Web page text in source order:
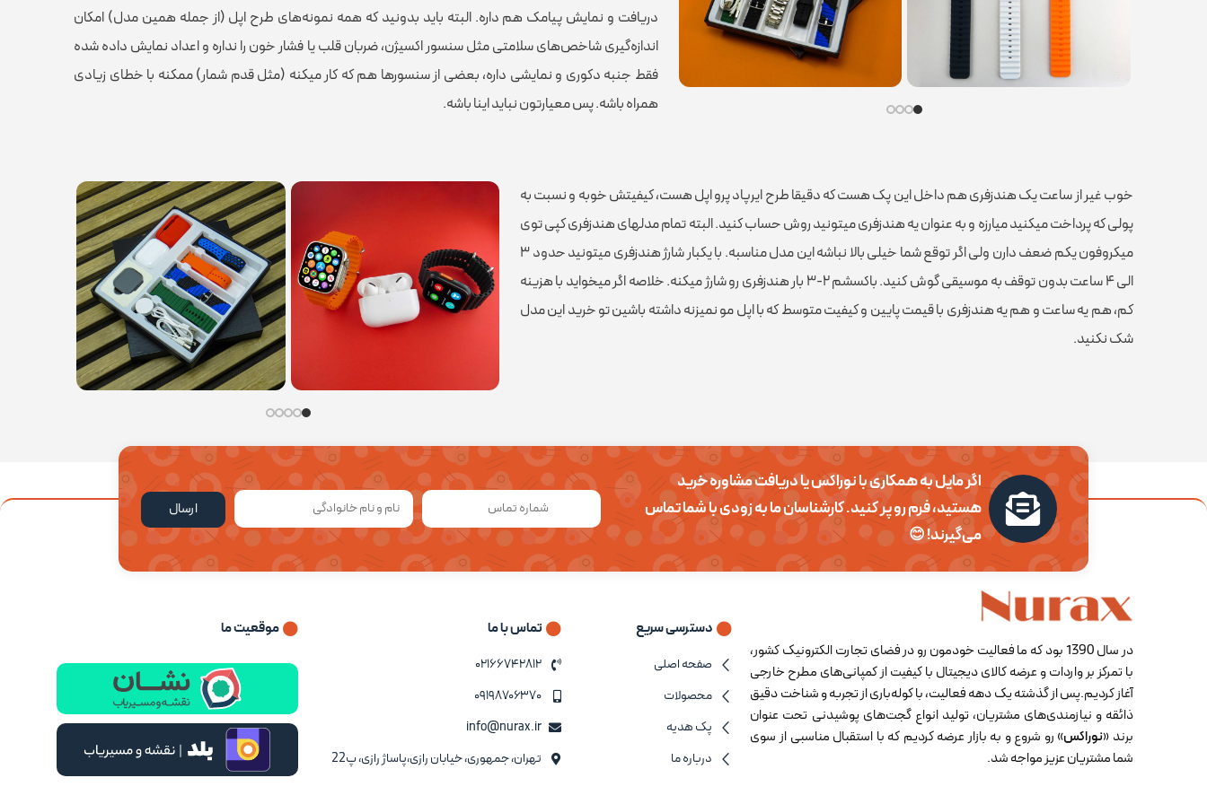
برند نوراکس
قابلیت تعویض بند
قابلیت‌های ساعت هوشمند
موسیقی (Music Player)
,قابلیت مکالمه از طریق
پشتیبانی از زبان فارسی در منو و سیستم‌عامل
قابلیت های ویژه دارای هفت بند با طرح ها و رنگ های متفاوت
اقلام همراه
هفت بند مختلف، کابل شارژ وایرلس، کارت راهنمای فارسی، کابل شارژ
لایتنینگ هندزفری
توضیحات سازگاری سازگار با اندروید و IOS
مناسب برای آقایان و بانوان
دریافت و نمایش پیامک هم داره. البته باید بدونید که همه نمونه‌های طرح اپل (از جمله همین مدل) امکان
اندازه‌گیری شاخص‌های سلامتی مثل سنسور اکسیژن، ضربان قلب یا فشار خون را نداره و اعداد نمایش داده شده
فقط جنبه دکوری و نمایشی داره، بعضی از سنسورها هم که کار میکنه (مثل قدم شمار) ممکنه با خطای زیادی
همراه باشه. پس معیارتون نباید اینا باشه.
خوب غیر از ساعت یک هندزفری هم داخل این پک هست که دقیقا طرح ایرپاد پرو اپل هست، کیفیتش خوبه و نسبت به
پولی که پرداخت میکنید میارزه و به عنوان یه هندزفری میتونید روش حساب کنید. البته تمام مدلهای هندزفری کپی توی
میکروفون یکم ضعف دارن ولی اگر توقع شما خیلی بالا نباشه این مدل مناسبه. با یکبار شارژ هندزفری میتونید حدود ۳
الی ۴ ساعت بدون توقف به موسیقی گوش کنید. باکسشم ۲-۳ بار هندزفری رو شارژ میکنه. خلاصه اگر میخواید با هزینه
کم، هم یه ساعت و هم یه هندزفری با قیمت پایین و کیفیت متوسط که با اپل مو نمیزنه داشته باشین تو خرید این مدل
شک نکنید.
اگر مایل به همکاری با نوراکس یا دریافت مشاوره خرید
هستید، فرم رو پر کنید. کارشناسان ما به زودی با شما تماس
می‌گیرند! 😊
ارسال
در سال 1390 بود که ما فعالیت خودمون رو در فضای تجارت الکترونیک کشور،
با تمرکز بر واردات و عرضه ‏کالای دیجیتال با کیفیت از کمپانی‌های مطرح خارجی
آغاز کردیم.پس از گذشته یک دهه فعالیت، با کوله‌باری از تجربه و شناخت دقیق
ذائقه و نیازمندی‌های مشتریان، تولید انواع گجت‌های پوشیدنی تحت عنوان
برند «نوراکس» رو شروع و به بازار عرضه کردیم که با ‏استقبال مناسبی از سوی
شما مشتریان عزیز مواجه شد.
دسترسی سریع
صفحه اصلی
محصولات
پک هدیه
درباره ما
تماس با ما
۰۲۱۶۶۷۴۲۸۱۲
۰۹۱۹۸۷۰۶۳۷۰
info@nurax.ir
تهران، جمهوری، خیابان رازی،پاساژ رازی، پ22
موقعیت ما